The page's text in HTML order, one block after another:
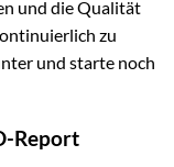
und die Qualität
zu
und starte noch
Report